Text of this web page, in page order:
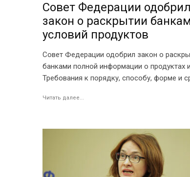
Совет Федерации одобрил
закон о раскрытии
условий продуктов
Совет Федерации одобрил закон о
банками полной информации о продуктах и
Требования к порядку, способу, форме и
Читать далее...